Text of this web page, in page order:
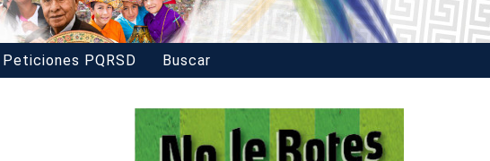
Peticiones PQRSD Buscar